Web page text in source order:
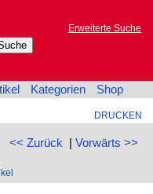
Erweiterte Suche
Kategorien Shop
DRUCKEN
<< Zurück | Vorwärts >>